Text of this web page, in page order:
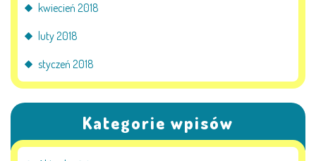
kwiecień 2018
luty 2018
styczeń 2018
Kategorie wpisów